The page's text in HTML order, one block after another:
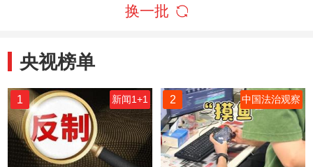
换一批
央视榜单
1 新闻1+1 2 中国法治观察